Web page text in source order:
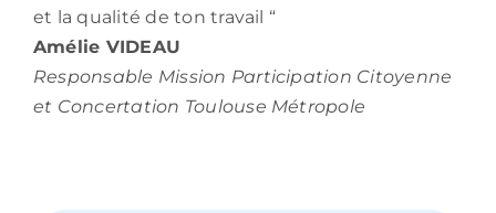
et la qualité de ton travail “
Amélie VIDEAU
Responsable Mission Participation Citoyenne
et Concertation Toulouse Métropole